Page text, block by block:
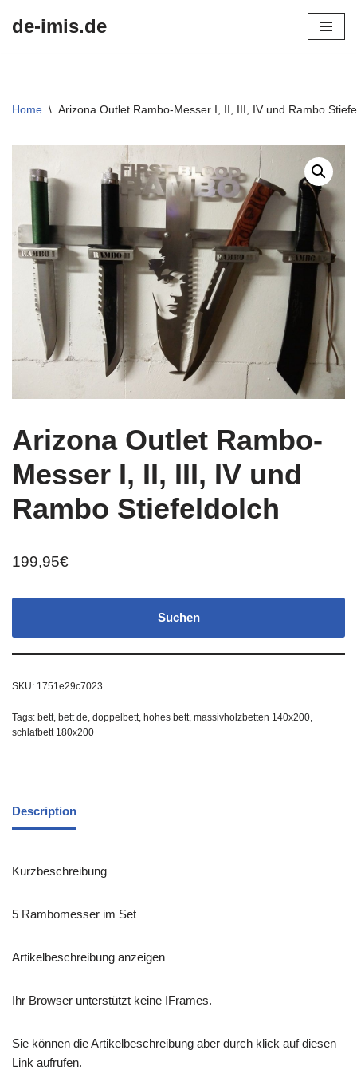
de-imis.de
Home \ Arizona Outlet Rambo-Messer I, II, III, IV und Rambo
Arizona Outlet Rambo-
Messer I, II, III, IV und
Rambo Stiefeldolch
199,95€
Suchen
SKU: 1751e29c7023
Tags: bett bett de doppelbett hohes bett massivholzbetten 140x200
schlafbett 180x200
Description
Kurzbeschreibung
5 Rambomesser im Set
Artikelbeschreibung anzeigen
Ihr Browser unterstützt keine IFrames.
Sie können die Artikelbeschreibung aber durch klick auf diesen
Link aufrufen.